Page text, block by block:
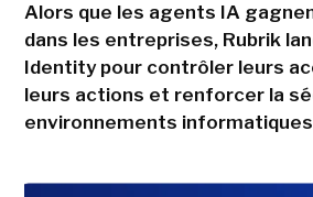
Alors que les agents IA
dans les entreprises, Rubrik
Identity pour contrôler leurs
leurs actions et renforcer la
environnements